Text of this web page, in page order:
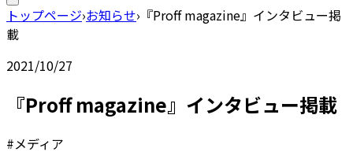
トップページ›お知らせ› 『Proff magazine』インタビュー掲
載
2021/10/27
『Proff magazine』インタビュー掲載
#メディア